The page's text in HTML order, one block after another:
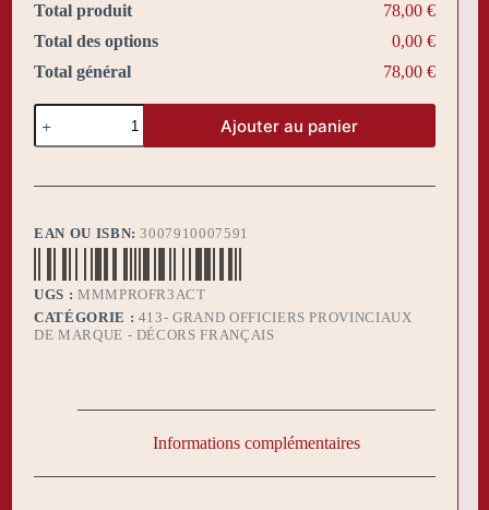
Total produit
78,00 €
Total des options
0,00 €
Total général
78,00 €
quantité
de
Bijou
de
actif
Ajouter au panier
EAN OU ISBN:3007910007591
UGS : MMMPROFR3ACT
CATÉGORIE : 413- GRAND OFFICIERS PROVINCIAUX
DE MARQUE - DÉCORS FRANÇAIS
Informations complémentaires